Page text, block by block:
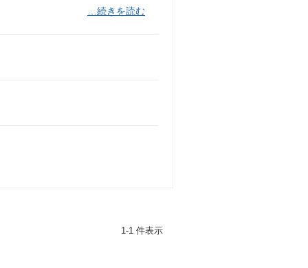
…続きを読む
1-1 件表示